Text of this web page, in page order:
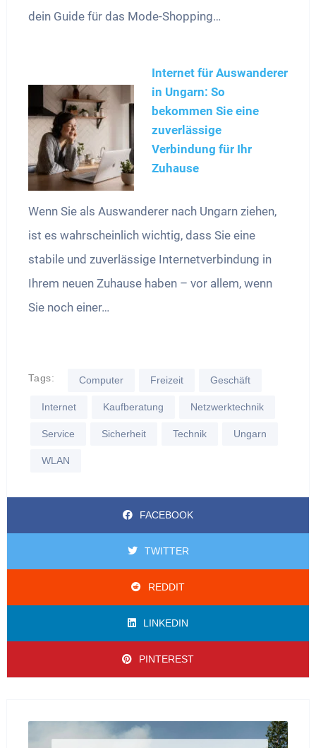
dein Guide für das Mode-Shopping…
Internet für Auswanderer
in Ungarn: So
bekommen Sie eine
zuverlässige
Verbindung für Ihr
Zuhause
Wenn Sie als Auswanderer nach Ungarn ziehen,
ist es wahrscheinlich wichtig, dass Sie eine
stabile und zuverlässige Internetverbindung in
Ihrem neuen Zuhause haben – vor allem, wenn
Sie noch einer…
Tags: Computer Freizeit Geschäft
Internet Kaufberatung Netzwerktechnik
Service Sicherheit Technik Ungarn
WLAN
FACEBOOK
TWITTER
REDDIT
LINKEDIN
PINTEREST